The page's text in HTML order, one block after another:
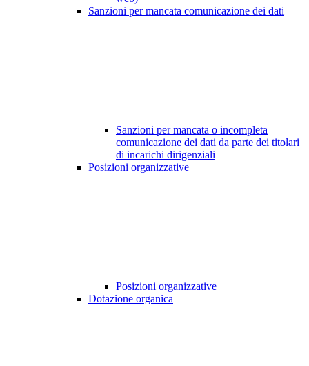
Sanzioni per mancata comunicazione dei dati
Sanzioni per mancata o incompleta
comunicazione dei dati da parte dei titolari
di incarichi dirigenziali
Posizioni organizzative
Posizioni organizzative
Dotazione organica